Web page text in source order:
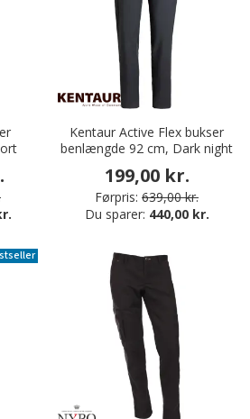
Kentaur Active Flex bukser
benlængde 92 cm, Dark night
199,00 kr.
Førpris: 639,00 kr.
Du sparer: 440,00 kr.